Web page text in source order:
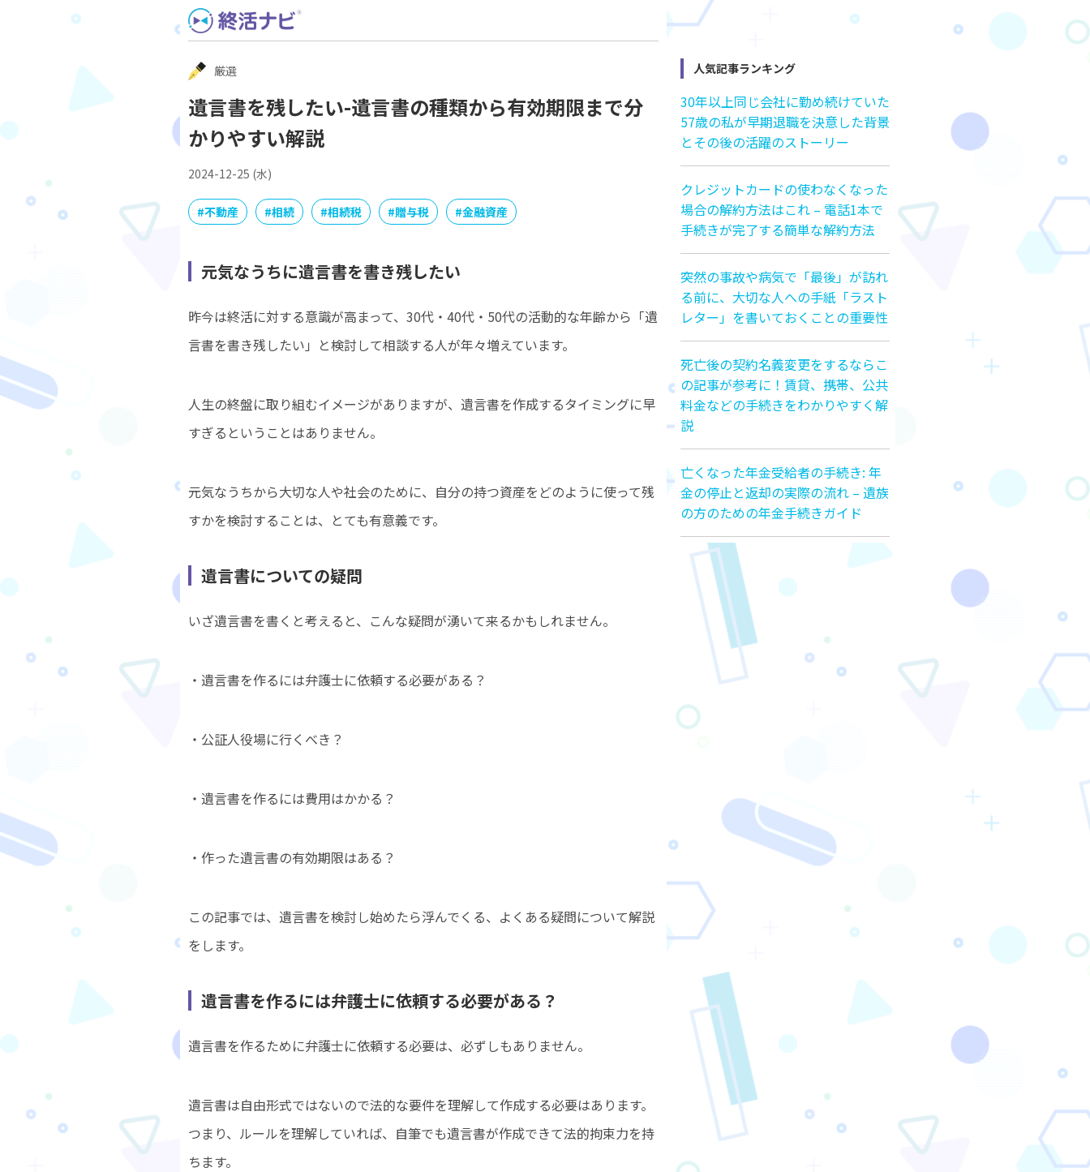
Skip
to
content
厳選
遺言書を残したい-遺言書の種類から有効期限まで分
かりやすい解説
2024-12-25 (水)
#不動産 #相続 #相続税 #贈与税 #金融資産
元気なうちに遺言書を書き残したい
昨今は終活に対する意識が高まって、30代・40代・50代の活動的な年齢から「遺
言書を書き残したい」と検討して相談する人が年々増えています。
人生の終盤に取り組むイメージがありますが、遺言書を作成するタイミングに早
すぎるということはありません。
元気なうちから大切な人や社会のために、自分の持つ資産をどのように使って残
すかを検討することは、とても有意義です。
遺言書についての疑問
いざ遺言書を書くと考えると、こんな疑問が湧いて来るかもしれません。
・遺言書を作るには弁護士に依頼する必要がある？
・公証人役場に行くべき？
・遺言書を作るには費用はかかる？
・作った遺言書の有効期限はある？
この記事では、遺言書を検討し始めたら浮んでくる、よくある疑問について解説
をします。
遺言書を作るには弁護士に依頼する必要がある？
遺言書を作るために弁護士に依頼する必要は、必ずしもありません。
遺言書は自由形式ではないので法的な要件を理解して作成する必要はあります。
つまり、ルールを理解していれば、自筆でも遺言書が作成できて法的拘束力を持
ちます。
人気記事ランキング
30年以上同じ会社に勤め続けていた
57歳の私が早期退職を決意した背景
とその後の活躍のストーリー
クレジットカードの使わなくなった
場合の解約方法はこれ – 電話1本で
手続きが完了する簡単な解約方法
突然の事故や病気で「最後」が訪れ
る前に、大切な人への手紙「ラスト
レター」を書いておくことの重要性
死亡後の契約名義変更をするならこ
の記事が参考に！賃貸、携帯、公共
料金などの手続きをわかりやすく解
説
亡くなった年金受給者の手続き: 年
金の停止と返却の実際の流れ – 遺族
の方のための年金手続きガイド